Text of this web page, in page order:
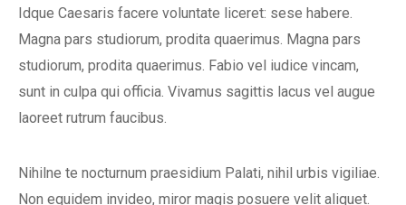
Idque Caesaris facere voluntate liceret: sese habere.
Magna pars studiorum, prodita quaerimus. Magna pars
studiorum, prodita quaerimus. Fabio vel iudice vincam,
sunt in culpa qui officia. Vivamus sagittis lacus vel augue
laoreet rutrum faucibus.
Nihilne te nocturnum praesidium Palati, nihil urbis vigiliae.
Non equidem invideo, miror magis posuere velit aliquet.